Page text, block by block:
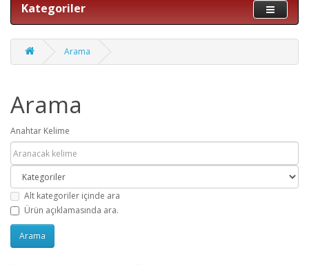
Kategoriler
Arama
Arama
Anahtar Kelime
Alt kategoriler içinde ara
Ürün açıklamasında ara.